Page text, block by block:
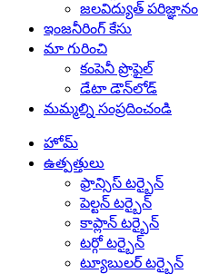
జలవిద్యుత్ పరిజ్ఞానం
ఇంజనీరింగ్ కేసు
మా గురించి
కంపెనీ ప్రొఫైల్
డేటా డౌన్‌లోడ్
మమ్మల్ని సంప్రదించండి
హోమ్
ఉత్పత్తులు
ఫ్రాన్సిస్ టర్బైన్
పెల్టన్ టర్బైన్
కాప్లాన్ టర్బైన్
టర్గో టర్బైన్
ట్యూబులర్ టర్బైన్